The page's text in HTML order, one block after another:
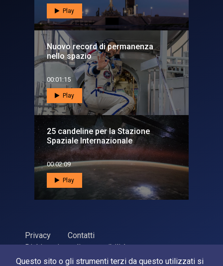
Questo sito o gli strumenti terzi da questo utilizzati si
Play
Nuovo record di permanenza
nello spazio
00:01:15
Play
25 candeline per la Stazione
Spaziale Internazionale
00:02:09
Play
Privacy
Contatti
Dichiarazione di accessibilità